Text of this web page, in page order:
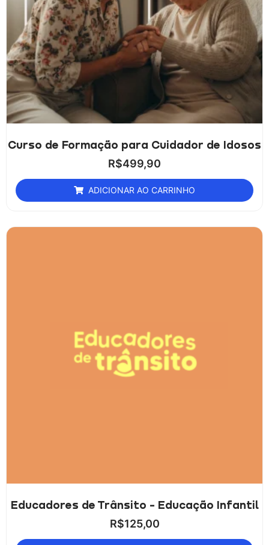
Curso de Formação para Cuidador de Idosos
R$499,90
ADICIONAR AO CARRINHO
Educadores de Trânsito - Educação Infantil
R$125,00